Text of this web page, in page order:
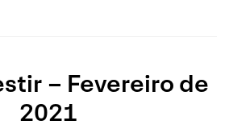
– Fevereiro de
2021